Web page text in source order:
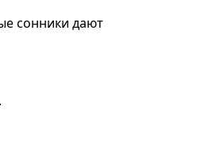
сонники дают